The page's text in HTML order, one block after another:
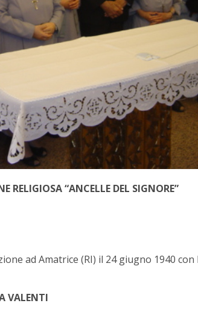
RELIGIOSA “ANCELLE DEL SIGNORE”
ad Amatrice (RI) il 24 giugno 1940 con
VALENTI